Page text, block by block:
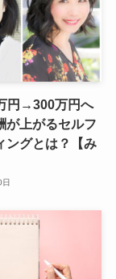
円→300万円へ
が上がるセルフ
ングとは？【み